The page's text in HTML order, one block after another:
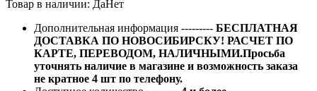
Товар в наличии: ДаНет
Дополнительная информация --------- БЕСПЛАТНАЯ
ДОСТАВКА ПО НОВОСИБИРСКУ! РАСЧЕТ ПО
КАРТЕ, ПЕРЕВОДОМ, НАЛИЧНЫМИ.Просьба
уточнять наличие в магазине и возможность заказа
не кратное 4 шт по телефону.